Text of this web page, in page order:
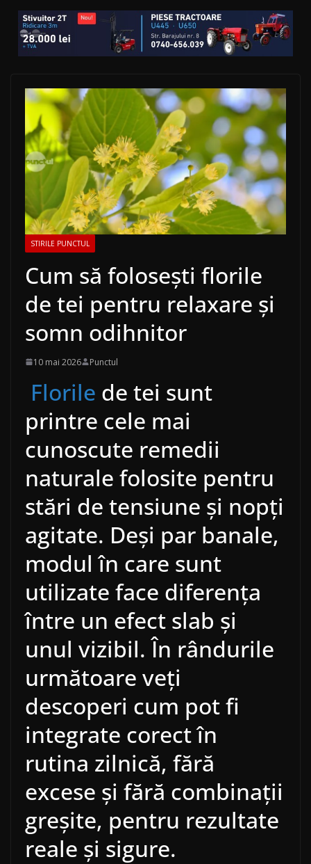
STIRILE PUNCTUL
Cum să folosești florile
de tei pentru relaxare și
somn odihnitor
10 mai 2026 Punctul
Florile de tei sunt
printre cele mai
cunoscute remedii
naturale folosite pentru
stări de tensiune și nopți
agitate. Deși par banale,
modul în care sunt
utilizate face diferența
între un efect slab și
unul vizibil. În rândurile
următoare veți
descoperi cum pot fi
integrate corect în
rutina zilnică, fără
excese și fără combinații
greșite, pentru rezultate
reale și sigure.